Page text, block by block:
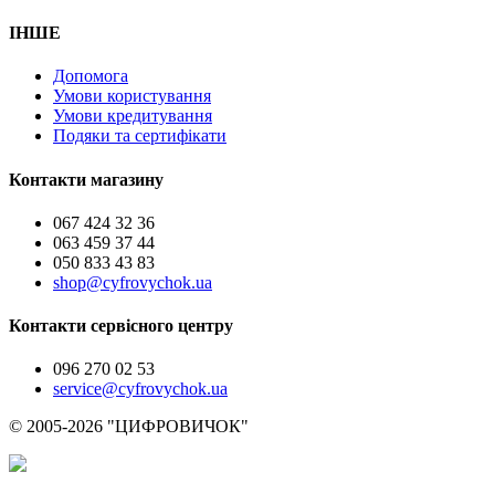
ІНШЕ
Допомога
Умови користування
Умови кредитування
Подяки та сертифікати
Контакти магазину
067 424 32 36
063 459 37 44
050 833 43 83
shop@cyfrovychok.ua
Контакти сервісного центру
096 270 02 53
service@cyfrovychok.ua
© 2005-2026 "ЦИФРОВИЧОК"